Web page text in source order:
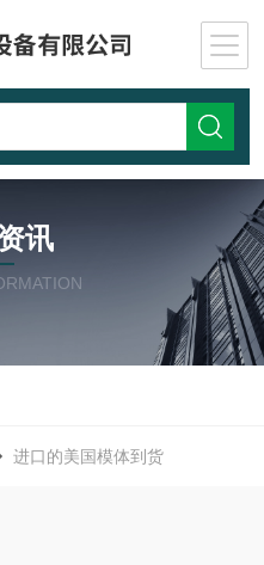
讯
进口的美国模体到货